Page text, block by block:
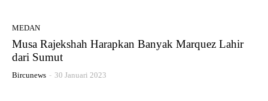
MEDAN
Musa Rajekshah Harapkan Banyak Marquez Lahir
dari Sumut
Bircunews - 30 Januari 2023